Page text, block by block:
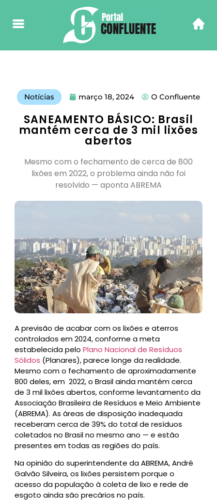
Notícias março 18, 2024 O Confluente
SANEAMENTO BÁSICO: Brasil
mantém cerca de 3 mil lixões
abertos
Mesmo com o fechamento de cerca de 800
lixões em 2022, o problema ainda não foi
resolvido — aponta ABREMA
A previsão de acabar com os lixões e aterros
controlados em 2024, conforme a meta
estabelecida pelo Plano Nacional de Resíduos
Sólidos (Planares), parece longe da realidade.
Mesmo com o fechamento de aproximadamente
800 deles, em 2022, o Brasil ainda mantém cerca
de 3 mil lixões abertos, conforme levantamento da
Associação Brasileira de Resíduos e Meio Ambiente
(ABREMA). As áreas de disposição inadequada
receberam cerca de 39% do total de resíduos
coletados no Brasil no mesmo ano — e estão
presentes em todas as regiões do país.
Na opinião do superintendente da ABREMA, André
Galvão Silveira, os lixões persistem porque o
acesso da população à coleta de lixo e rede de
esgoto ainda são precários no país.